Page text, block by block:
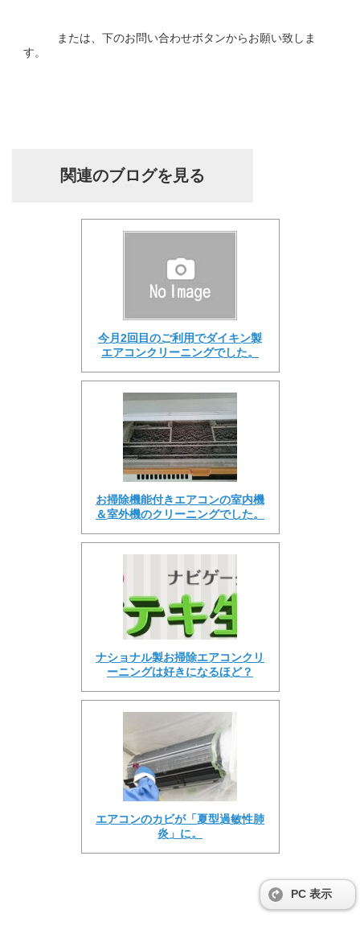
または、下のお問い合わせボタンからお願い致しま
す。
関連のブログを見る
今月2回目のご利用でダイキン製
エアコンクリーニングでした。
お掃除機能付きエアコンの室内機
＆室外機のクリーニングでした。
ナショナル製お掃除エアコンクリ
ーニングは好きになるほど？
エアコンのカビが「夏型過敏性肺
炎」に。
PC 表示